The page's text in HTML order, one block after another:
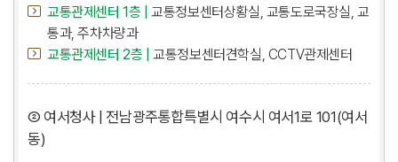
교통관제센터 1층 |
교통정보센터상황실, 교통도로국장실, 교
통과, 주차차량과
교통관제센터 2층 |
교통정보센터견학실, CCTV관제센터
② 여서청사 | 전남광주통합특별시 여수시 여서1로 101(여서
동)